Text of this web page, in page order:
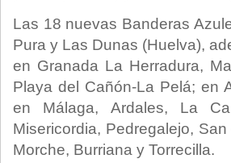
Las 18 nuevas Banderas
Pura y Las Dunas (Huelva),
en Granada La Herradura,
Playa del Cañón-La Pelá; en
en Málaga, Ardales, La
Misericordia, Pedregalejo,
Morche, Burriana y Torrecilla.